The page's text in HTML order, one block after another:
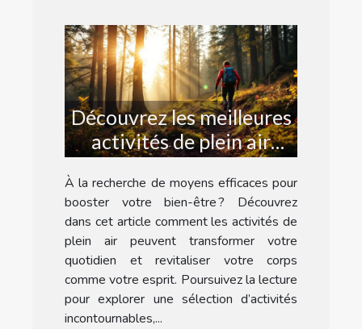
Découvrez les meilleures
activités de plein air
pour revitaliser votre
bien-être
À la recherche de moyens efficaces pour
booster votre bien-être ? Découvrez
dans cet article comment les activités de
plein air peuvent transformer votre
quotidien et revitaliser votre corps
comme votre esprit. Poursuivez la lecture
pour explorer une sélection d’activités
incontournables,...